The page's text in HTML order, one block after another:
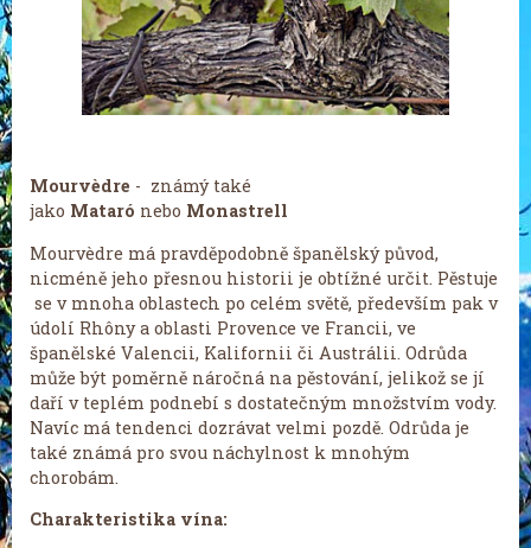
Mourvèdre - známý také
jako Mataró nebo Monastrell
Mourvèdre má pravděpodobně španělský původ,
nicméně jeho přesnou historii je obtížné určit. Pěstuje
se v mnoha oblastech po celém světě, především pak v
údolí Rhôny a oblasti Provence ve Francii, ve
španělské Valencii, Kalifornii či Austrálii. Odrůda
může být poměrně náročná na pěstování, jelikož se jí
daří v teplém podnebí s dostatečným množstvím vody.
Navíc má tendenci dozrávat velmi pozdě. Odrůda je
také známá pro svou náchylnost k mnohým
chorobám.
Charakteristika vína: